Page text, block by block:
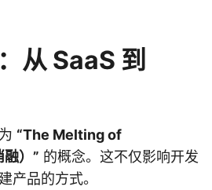
从 SaaS 到
“The Melting of
）” 的概念。这不仅影响开发
产品的方式。